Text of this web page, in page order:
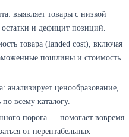
выявляет товары с низкой
и дефицит позиций.
товара (landed cost), включая
пошлины и стоимость
анализирует ценообразование,
всему каталогу.
порога — помогает вовремя
от нерентабельных